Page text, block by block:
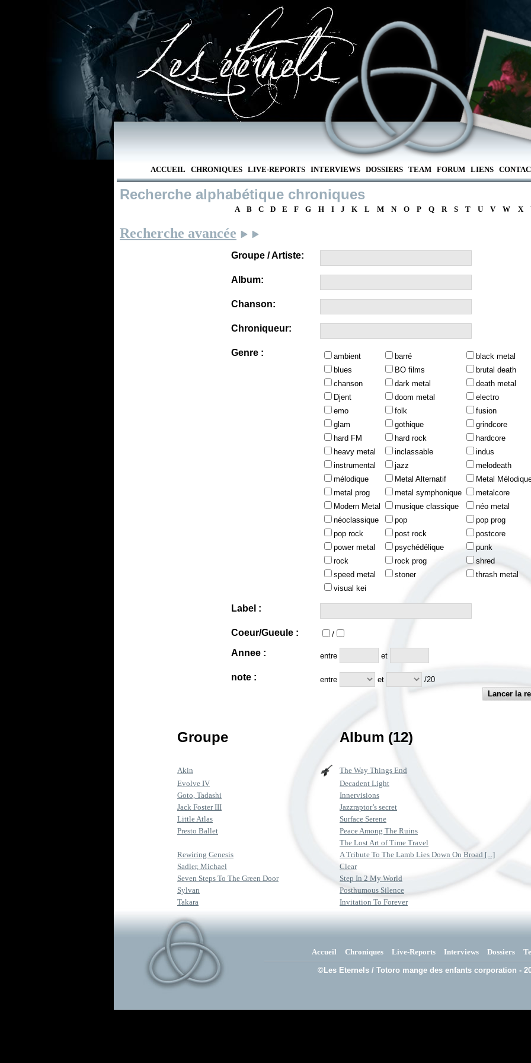
ACCUEIL CHRONIQUES LIVE-REPORTS INTERVIEWS DOSSIERS TEAM FORUM LIENS
Recherche alphabétique chroniques
A B C D E F G H I J K L M N O P Q R S T U V W X
Recherche avancée
Groupe / Artiste:
Album:
Chanson:
Chroniqueur:
Genre : ambient barré
black metal
blues
BO films
brutal death
chanson
dark metal
death metal
Djent
doom metal
electro
emo
folk
fusion
glam
gothique
grindcore
hard FM
hard rock
hardcore
heavy metal
inclassable
indus
instrumental
jazz
melodeath
mélodique
Metal Alternatif
Metal
metal prog
metal symphonique
metalcore
Modern Metal
musique classique
néo metal
néoclassique
pop
pop prog
pop rock
post rock
postcore
power metal
psychédélique
punk
rock
rock prog
shred
speed metal
stoner
thrash metal
visual kei
Label :
Coeur/Gueule : /
Annee : entre et
note : entre et /20
Groupe Album (12)
Akin
The Way Things End
Evolve IV
Decadent Light
Goto, Tadashi
Innervisions
Jack Foster III
Jazzraptor’s secret
Little Atlas
Surface Serene
Presto Ballet
Peace Among The Ruins
The Lost Art of Time Travel
Rewiring Genesis
A Tribute To The Lamb Lies Down On Broad [...]
Sadler, Michael
Clear
Seven Steps To The Green Door
Step In 2 My World
Sylvan
Posthumous Silence
Takara
Invitation To Forever
Accueil Chroniques Live-Reports Interviews Dossiers
©Les Eternels / Totoro mange des enfants corporation -